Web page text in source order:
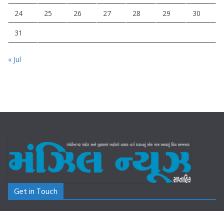
24 25 26 27 28 29 30
31
« Jul
Get in Touch